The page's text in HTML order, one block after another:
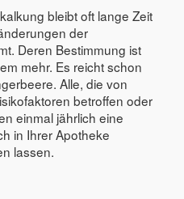
bleibt oft lange Zeit
der
Deren Bestimmung ist
mehr. Es reicht schon
Alle, die von
betroffen oder
einmal jährlich eine
in Ihrer Apotheke
lassen.